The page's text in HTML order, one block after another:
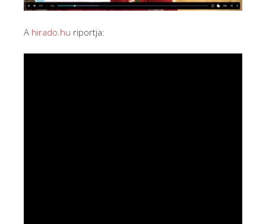
A hirado.hu riportja: